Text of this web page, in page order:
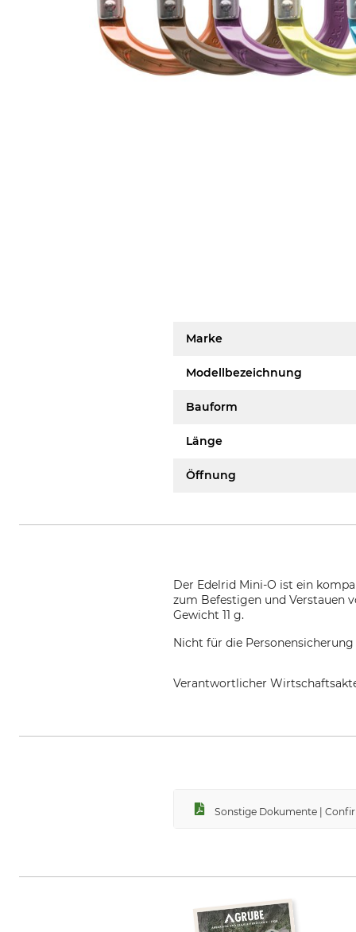
Marke
Modellbezeichnung
Bauform
Länge
Öffnung
Der Edelrid Mini-O ist ein
zum Befestigen und Verstauen
Gewicht 11 g.
Nicht für die
Verantwortlicher
Sonstige Dokumente |